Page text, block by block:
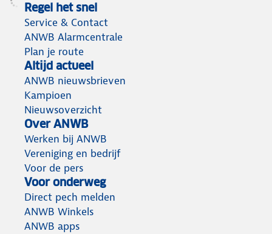
Regel het snel
Service & Contact
ANWB Alarmcentrale
Plan je route
Altijd actueel
ANWB nieuwsbrieven
Kampioen
Nieuwsoverzicht
Over ANWB
Werken bij ANWB
Vereniging en bedrijf
Voor de pers
Voor onderweg
Direct pech melden
ANWB Winkels
ANWB apps